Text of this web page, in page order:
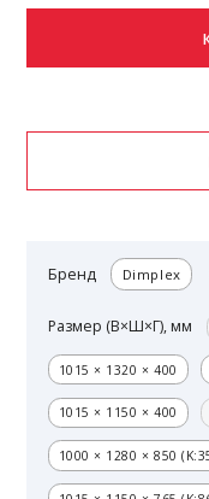
Бренд Dimplex
Размер (В×Ш×Г), мм
1015 × 1320 × 400
1015 × 1150 × 400
1000 × 1280 × 850